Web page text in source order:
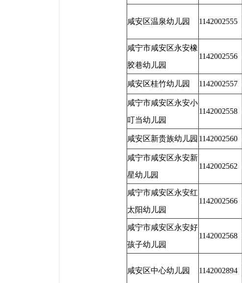
咸安区温泉幼儿园 1142002555
咸宁市咸安区永安橡
胶巷幼儿园
1142002556
咸安区桂竹幼儿园 1142002557
咸宁市咸安区永安小
叮当幼儿园
1142002558
咸安区新贵族幼儿园 1142002560
咸宁市咸安区永安新
星幼儿园
1142002562
咸宁市咸安区永安红
太阳幼儿园
1142002566
咸宁市咸安区永安好
孩子幼儿园
1142002568
咸安区中心幼儿园 1142002894